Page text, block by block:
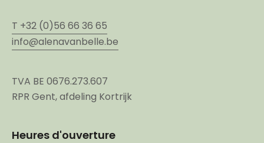
T +32 (0)56 66 36 65
info@alenavanbelle.be
TVA BE 0676.273.607
RPR Gent, afdeling Kortrijk
Heures d'ouverture